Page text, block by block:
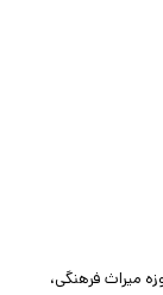
میراث فرهنگی،